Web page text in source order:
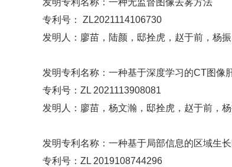
发明专利名称：一种无监督图像去雾方法
专利号： ZL2021114106730
发明人：廖苗，陆颜，邸拴虎，赵于前，杨
发明专利名称：一种基于深度学习的CT图像
专利号：ZL 2021113908081
发明人：廖苗，杨文瀚，邸拴虎，赵于前，
发明专利名称：一种基于局部信息的区域生
专利号：ZL 2019108744296